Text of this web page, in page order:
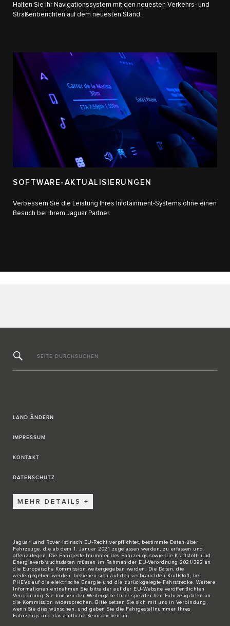
Halten Sie Ihr Navigationssystem mit den neuesten Verkehrs- und
Straßenberichten auf dem neuesten Stand.
SOFTWARE-AKTUALISIERUNGEN
Verbessern Sie die Leistung Ihres Infotainment-Systems ohne einen
Besuch bei Ihrem Jaguar Partner.
SEITE DURCHSUCHEN
LAND ÄNDERN
IMPRESSUM
KONTAKT
DATENSCHUTZ
MEHR DETAILS
Jaguar Land Rover ist nach EU-Recht verpflichtet, bestimmte Daten über
Fahrzeuge, die ab dem 1. Januar 2021 zugelassen werden, zu erfassen und
offenzulegen. Die Fahrgestellnummer des Fahrzeugs sowie die Kraftstoff- und
Energieverbrauchsdaten müssen im Rahmen der EU-Verordnung 2021/392 an
die Europäische Kommission weitergegeben werden. Die Daten, die
weitergegeben werden, beziehen sich auf den verbrauchten Kraftstoff, bei
PHEVs auf die elektrische Energie und die zurückgelegte Fahrstrecke. Weitere
Informationen entnehmen Sie bitte der auf der EU-Website veröffentlichten
Verordnung. Sie können der Weitergabe Ihrer spezifischen Fahrzeugdaten an
die Kommission widersprechen. Bitte setzen Sie sich mit uns in Verbindung ,
wenn Sie dies wünschen, und geben Sie die Fahrgestellnummer Ihres
Fahrzeugs und das amtliche Kennzeichen an.